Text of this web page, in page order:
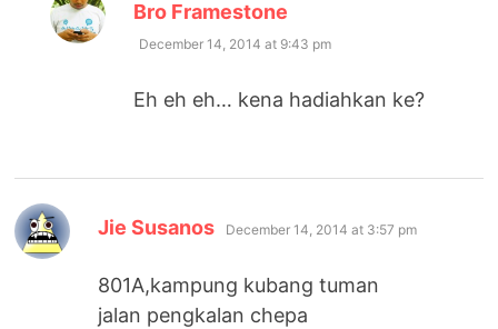
Bro Framestone
December 14, 2014 at 9:43 pm
Eh eh eh… kena hadiahkan ke?
Jie Susanos says:
December 14, 2014 at 3:57 pm
801A,kampung kubang tuman
jalan pengkalan chepa